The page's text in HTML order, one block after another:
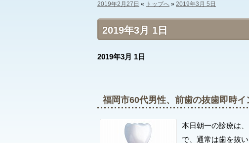
2019年3月 1日
2019年2月27日 « トップへ » 2019年3月 5日
2019年3月 1日
福岡市60代男性、前歯の抜歯即時
本日朝一の診療は
で、通常は歯を抜
トップ 院長はどんな人？